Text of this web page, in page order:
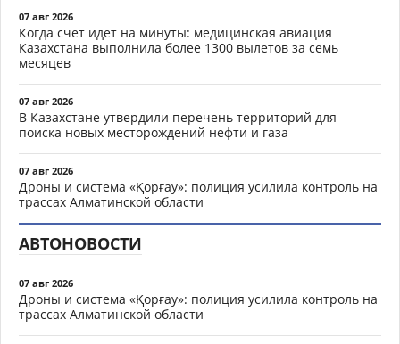
07 авг 2026
Когда счёт идёт на минуты: медицинская авиация
Казахстана выполнила более 1300 вылетов за семь
месяцев
07 авг 2026
В Казахстане утвердили перечень территорий для
поиска новых месторождений нефти и газа
07 авг 2026
Дроны и система «Қорғау»: полиция усилила контроль на
трассах Алматинской области
АВТОНОВОСТИ
07 авг 2026
Дроны и система «Қорғау»: полиция усилила контроль на
трассах Алматинской области